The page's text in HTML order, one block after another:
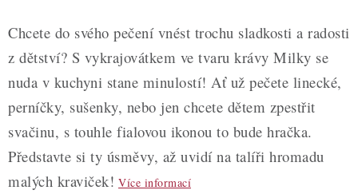
Chcete do svého pečení vnést trochu sladkosti a radosti
z dětství? S vykrajovátkem ve tvaru krávy Milky se
nuda v kuchyni stane minulostí! Ať už pečete linecké,
perníčky, sušenky, nebo jen chcete dětem zpestřit
svačinu, s touhle fialovou ikonou to bude hračka.
Představte si ty úsměvy, až uvidí na talíři hromadu
malých kraviček! Více informací